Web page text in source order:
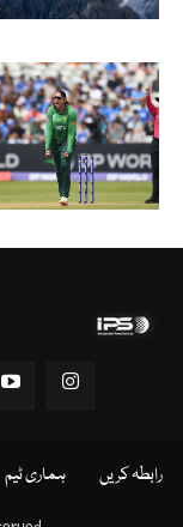
رابطہ کریں ہماری ٹیم